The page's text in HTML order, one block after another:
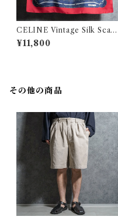
CELINE Vintage Silk Scarf
Red セリーヌ 大判 シルク ス
カーフ
¥11,800
その他の商品